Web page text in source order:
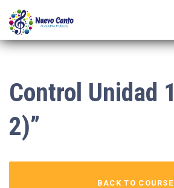
Control Unidad
2)”
BACK TO COURSE